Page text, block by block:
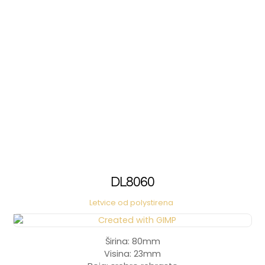
DL8060
Letvice od polystirena
Širina: 80mm
Visina: 23mm